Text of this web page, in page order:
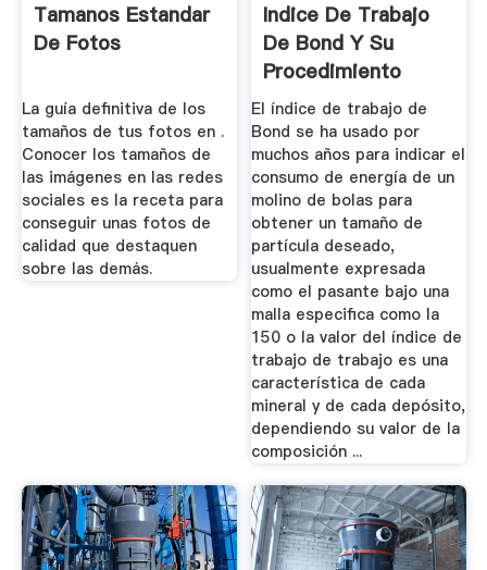
Tamanos Estandar
De Fotos
La guía definitiva de los
tamaños de tus fotos en .
Conocer los tamaños de
las imágenes en las redes
sociales es la receta para
conseguir unas fotos de
calidad que destaquen
sobre las demás.
Indice De Trabajo
De Bond Y Su
Procedimiento
El índice de trabajo de
Bond se ha usado por
muchos años para indicar el
consumo de energía de un
molino de bolas para
obtener un tamaño de
partícula deseado,
usualmente expresada
como el pasante bajo una
malla especifica como la
150 o la valor del índice de
trabajo de trabajo es una
característica de cada
mineral y de cada depósito,
dependiendo su valor de la
composición ...